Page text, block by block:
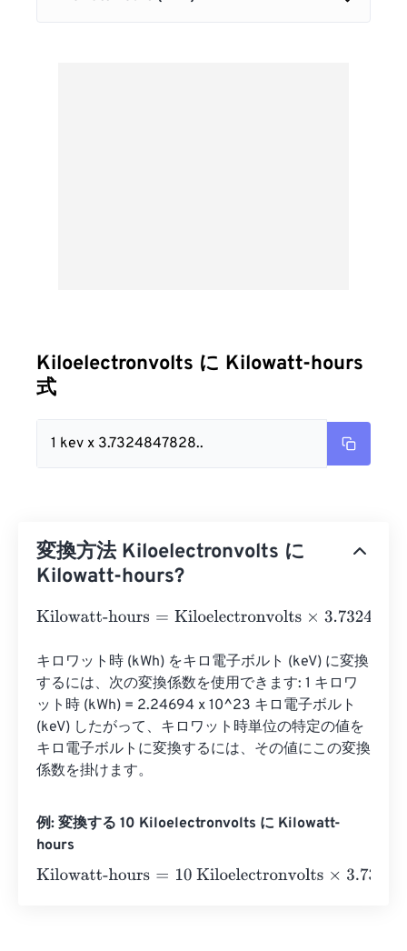
Kiloelectronvolts に Kilowatt-hours
式
1 kev x 3.7324847828..
変換方法 Kiloelectronvolts に
Kilowatt-hours?
Kilowatt-hours=Kiloelectronvolts×3.732484782852825
キロワット時 (kWh) をキロ電子ボルト (keV) に変換
するには、次の変換係数を使用できます: 1 キロワ
ット時 (kWh) = 2.24694 x 10^23 キロ電子ボルト
(keV) したがって、キロワット時単位の特定の値を
キロ電子ボルトに変換するには、その値にこの変換
係数を掛けます。
例: 変換する 10 Kiloelectronvolts に Kilowatt-
hours
Kilowatt-hours=10 Kiloelectronvolts×